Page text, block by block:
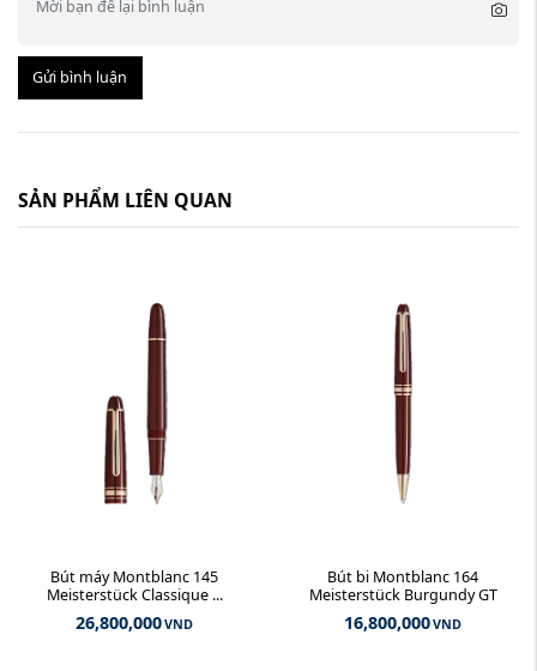
Gửi bình luận
SẢN PHẨM LIÊN QUAN
Bút máy Montblanc 145
Meisterstück Classique ...
26,800,000VND
Bút bi Montblanc 164
Meisterstück Burgundy GT
16,800,000VND